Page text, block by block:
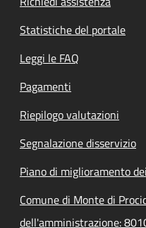
Statistiche del portale
Leggi le FAQ
Pagamenti
Riepilogo valutazioni
Segnalazione disservizio
Piano di miglioramento
Comune di Monte di
dell'amministrazione: